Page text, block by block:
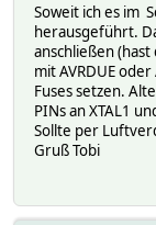
Soweit ich es im
herausgeführt.
anschließen
mit AVRDUE
Fuses setzen.
PINs an XTAL1
Sollte per
Gruß Tobi